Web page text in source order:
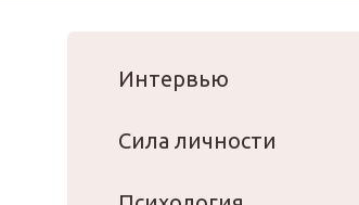
Интервью
Сила личности